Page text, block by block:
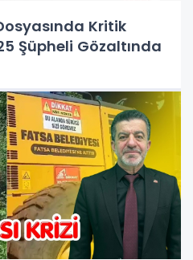
Kritik
Şüpheli Gözaltında